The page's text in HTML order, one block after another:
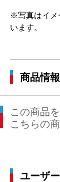
※写真はイメ
います。
商品情報
この商品
こちらの
ユーザ